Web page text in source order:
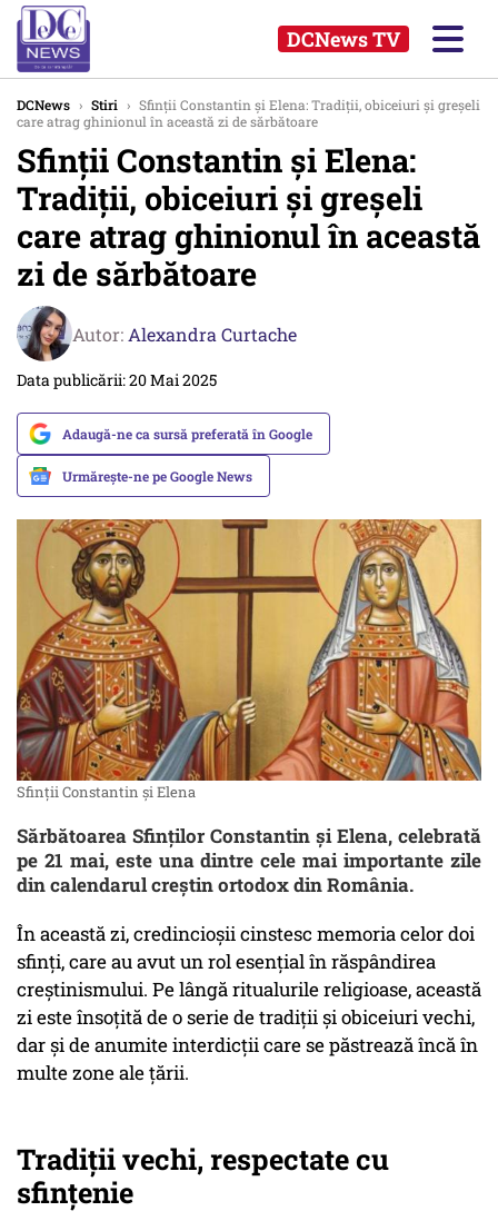
DCNews TV
DCNews › Stiri › Sfinții Constantin și Elena: Tradiții, obiceiuri și greșeli
care atrag ghinionul în această zi de sărbătoare
Sfinții Constantin și Elena:
Tradiții, obiceiuri și greșeli
care atrag ghinionul în această
zi de sărbătoare
Autor: Alexandra Curtache
Data publicării: 20 Mai 2025
Adaugă-ne ca sursă preferată în Google
Urmărește-ne pe Google News
Sfinții Constantin și Elena
Sărbătoarea Sfinților Constantin și Elena, celebrată
pe 21 mai, este una dintre cele mai importante zile
din calendarul creștin ortodox din România.
În această zi, credincioșii cinstesc memoria celor doi
sfinți, care au avut un rol esențial în răspândirea
creștinismului. Pe lângă ritualurile religioase, această
zi este însoțită de o serie de tradiții și obiceiuri vechi,
dar și de anumite interdicții care se păstrează încă în
multe zone ale țării.
Tradiții vechi, respectate cu
sfințenie